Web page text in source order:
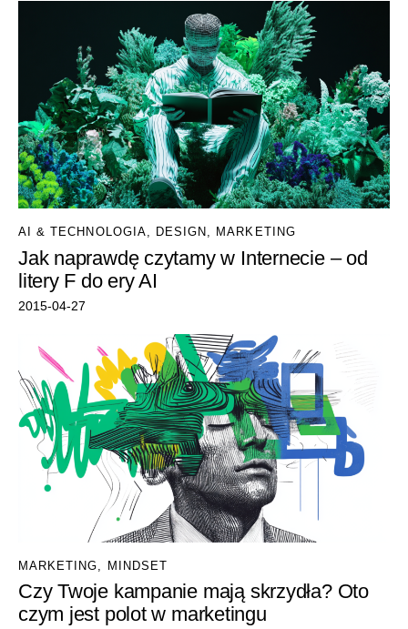
AI & TECHNOLOGIA DESIGN MARKETING
Jak naprawdę czytamy w Internecie – od
litery F do ery AI
2015-04-27
MARKETING MINDSET
Czy Twoje kampanie mają skrzydła? Oto
czym jest polot w marketingu